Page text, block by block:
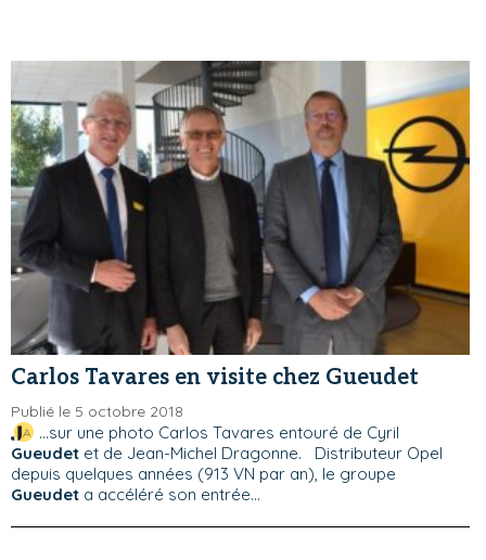
Carlos Tavares en visite chez Gueudet
Publié le 5 octobre 2018
...sur une photo Carlos Tavares entouré de Cyril
Gueudet et de Jean-Michel Dragonne. Distributeur Opel
depuis quelques années (913 VN par an), le groupe
Gueudet a accéléré son entrée...